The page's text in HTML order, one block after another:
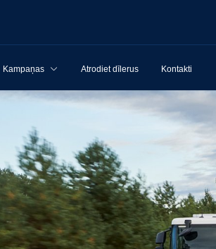
Kampaņas Atrodiet dīlerus Kontakti